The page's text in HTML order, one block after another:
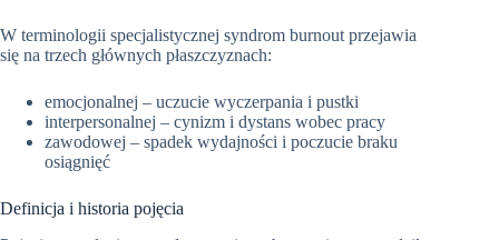
W terminologii specjalistycznej syndrom burnout przejawia
się na trzech głównych płaszczyznach:
emocjonalnej – uczucie wyczerpania i pustki
interpersonalnej – cynizm i dystans wobec pracy
zawodowej – spadek wydajności i poczucie braku
osiągnięć
Definicja i historia pojęcia